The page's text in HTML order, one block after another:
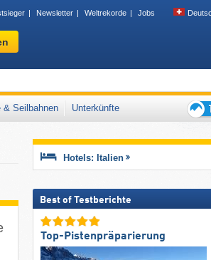
Newsletter Weltrekorde Jobs
& Seilbahnen
Unterkünfte
für
Hotels: Italien
Best of Testberichte
Top-Pistenpräparierung